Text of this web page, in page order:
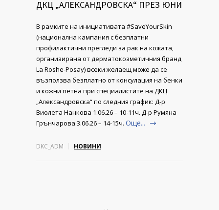
ДКЦ „АЛЕКСАНДРОВСКА“ ПРЕЗ ЮНИ
В рамките на инициативата #SaveYourSkin
(национална кампания с безплатни
профилактични прегледи за рак на кожата,
организирана от дерматокозметичния бранд
La Roshe-Posay) всеки желаещ може да се
възползва безплатно от консулация на бенки
и кожни петна при специалистите на ДКЦ
„Александровска“ по следния график: Д-р
Виолета Нанкова 1.06.26 – 10-11ч. Д-р Румяна
Грънчарова 3.06.26 – 14-15ч. Още...
DKC_ADM НОВИНИ